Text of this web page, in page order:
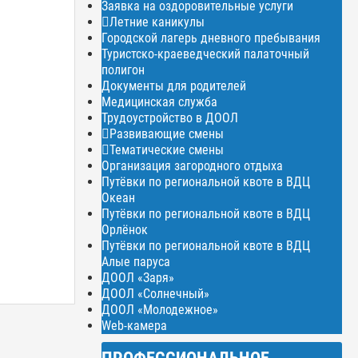
Заявка на оздоровительные услуги
Летние каникулы
Городской лагерь дневного пребывания
Туристско-краеведческий палаточный
полигон
Документы для родителей
Медицинская служба
Трудоустройство в ДООЛ
Развивающие смены
Тематические смены
Организация загородного отдыха
Путёвки по региональной квоте в ВДЦ
Океан
Путёвки по региональной квоте в ВДЦ
Орлёнок
Путёвки по региональной квоте в ВДЦ
Алые паруса
ДООЛ «Заря»
ДООЛ «Солнечный»
ДООЛ «Молодежное»
Web-камера